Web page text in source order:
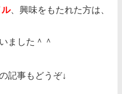
、興味をもたれた方は、
ました＾＾
記事もどうぞ↓